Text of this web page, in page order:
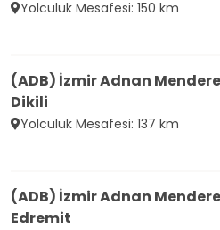
Yolculuk Mesafesi: 150 km
(ADB) İzmir Adnan
Dikili
Yolculuk Mesafesi: 137 km
(ADB) İzmir Adnan
Edremit